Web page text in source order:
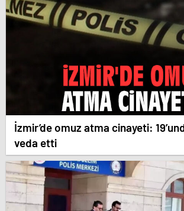
İzmir’de omuz atma cinayeti:
veda etti